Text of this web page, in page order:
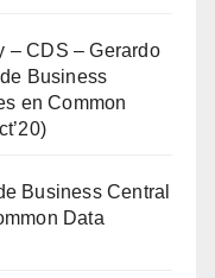
– CDS – Gerardo
Business
en Common
Business Central
Data